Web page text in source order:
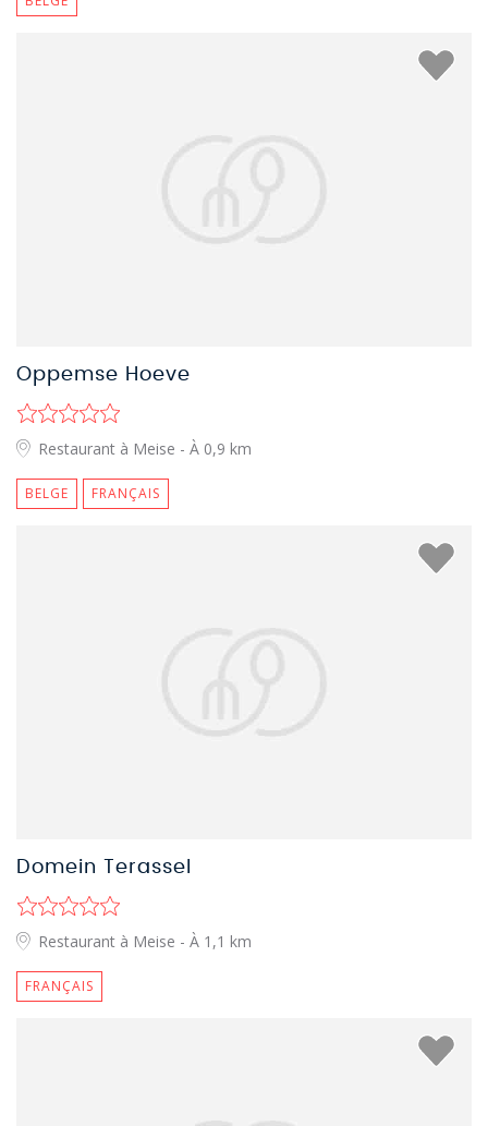
Oppemse Hoeve
Restaurant à Meise - À 0,9 km
BELGE FRANÇAIS
Domein Terassel
Restaurant à Meise - À 1,1 km
FRANÇAIS